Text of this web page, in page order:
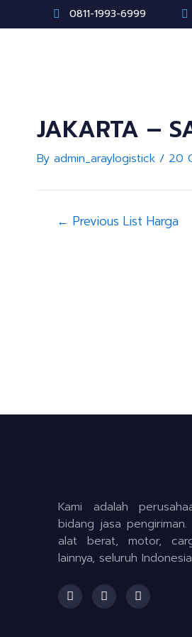
to
0811-1993-6999
JAKARTA –
By admin_araylogistick / 20
Post
navigation
← Previous List Harga
Kami adalah
bidang jasa
alat berat, motor,
lainnya, seluruh
F
a
c
I
n
s
T
w
i